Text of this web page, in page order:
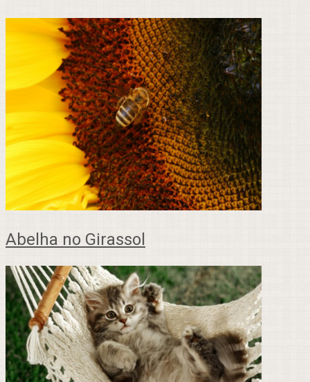
Abelha no Girassol